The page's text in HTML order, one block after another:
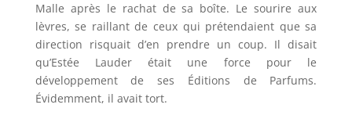
Malle après le rachat de sa boîte. Le sourire aux
lèvres, se raillant de ceux qui prétendaient que sa
direction risquait d’en prendre un coup. Il disait
qu’Estée Lauder était une force pour le
développement de ses Éditions de Parfums.
Évidemment, il avait tort.